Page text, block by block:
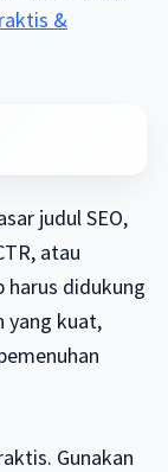
&
judul SEO,
atau
didukung
yang kuat,
Gunakan